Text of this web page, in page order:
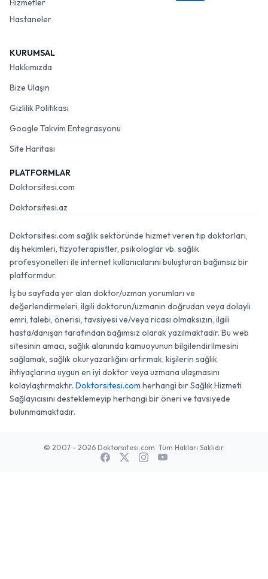
Hizmetler
Hastaneler
KURUMSAL
Hakkımızda
Bize Ulaşın
Gizlilik Politikası
Google Takvim Entegrasyonu
Site Haritası
PLATFORMLAR
Doktorsitesi.com
Doktorsitesi.az
Doktorsitesi.com sağlık sektöründe hizmet veren tıp doktorları,
diş hekimleri, fizyoterapistler, psikologlar vb. sağlık
profesyonelleri ile internet kullanıcılarını buluşturan bağımsız bir
platformdur.
İş bu sayfada yer alan doktor/uzman yorumları ve
değerlendirmeleri, ilgili doktorun/uzmanın doğrudan veya dolaylı
emri, talebi, önerisi, tavsiyesi ve/veya ricası olmaksızın, ilgili
hasta/danışan tarafından bağımsız olarak yazılmaktadır. Bu web
sitesinin amacı, sağlık alanında kamuoyunun bilgilendirilmesini
sağlamak, sağlık okuryazarlığını artırmak, kişilerin sağlık
ihtiyaçlarına uygun en iyi doktor veya uzmana ulaşmasını
kolaylaştırmaktır. Doktorsitesi.com herhangi bir Sağlık Hizmeti
Sağlayıcısını desteklemeyip herhangi bir öneri ve tavsiyede
bulunmamaktadır.
© 2007 - 2026 Doktorsitesi.com. Tüm Hakları Saklıdır.